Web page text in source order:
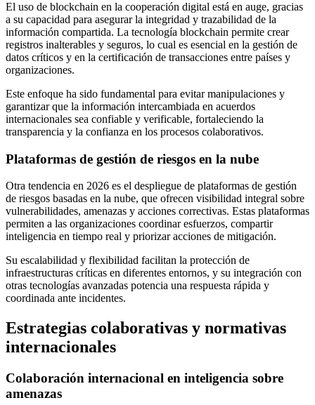
El uso de blockchain en la cooperación digital está en auge, gracias
a su capacidad para asegurar la integridad y trazabilidad de la
información compartida. La tecnología blockchain permite crear
registros inalterables y seguros, lo cual es esencial en la gestión de
datos críticos y en la certificación de transacciones entre países y
organizaciones.
Este enfoque ha sido fundamental para evitar manipulaciones y
garantizar que la información intercambiada en acuerdos
internacionales sea confiable y verificable, fortaleciendo la
transparencia y la confianza en los procesos colaborativos.
Plataformas de gestión de riesgos en la nube
Otra tendencia en 2026 es el despliegue de plataformas de gestión
de riesgos basadas en la nube, que ofrecen visibilidad integral sobre
vulnerabilidades, amenazas y acciones correctivas. Estas plataformas
permiten a las organizaciones coordinar esfuerzos, compartir
inteligencia en tiempo real y priorizar acciones de mitigación.
Su escalabilidad y flexibilidad facilitan la protección de
infraestructuras críticas en diferentes entornos, y su integración con
otras tecnologías avanzadas potencia una respuesta rápida y
coordinada ante incidentes.
Estrategias colaborativas y normativas
internacionales
Colaboración internacional en inteligencia sobre
amenazas